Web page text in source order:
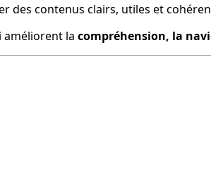
des contenus clairs, utiles et
améliorent la compréhension, la